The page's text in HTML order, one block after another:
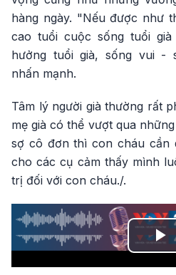
hàng ngày. "Nếu được như
cao tuổi cuộc sống tuổi
hưởng tuổi già, sống vui -
nhấn mạnh.
Tâm lý người già thường rất
mẹ già có thể vượt qua
sợ cô đơn thì con cháu cần
cho các cụ cảm thấy mình
trị đối với con cháu./.